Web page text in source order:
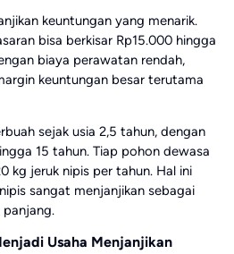
keuntungan yang menarik.
bisa berkisar Rp15.000 hingga
biaya perawatan rendah,
keuntungan besar terutama
sejak usia 2,5 tahun, dengan
15 tahun. Tiap pohon dewasa
kg jeruk nipis per tahun. Hal ini
sangat menjanjikan sebagai
panjang.
Usaha Menjanjikan